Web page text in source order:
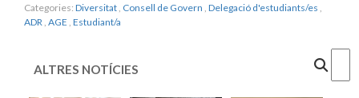
Categories: Diversitat Consell de Govern Delegació d'estudiants/es
ADR AGE Estudiant/a
ALTRES NOTÍCIES